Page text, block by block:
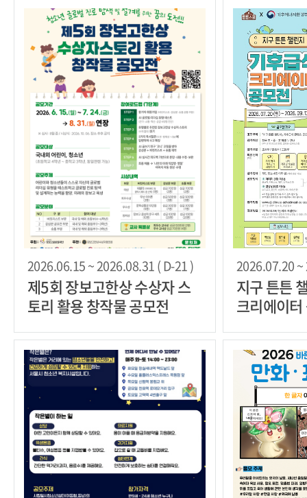
2026.06.15 ~ 2026.08.31 ( D-21 )
제5회 장보고한상 수상자 스
토리 활용 창작물 공모전
2026.07.20 ~
지구 튼튼
크리에이